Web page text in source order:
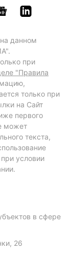
данном
при
"Правила
только при
на Сайт
первого
может
текста,
условии
в сфере
26